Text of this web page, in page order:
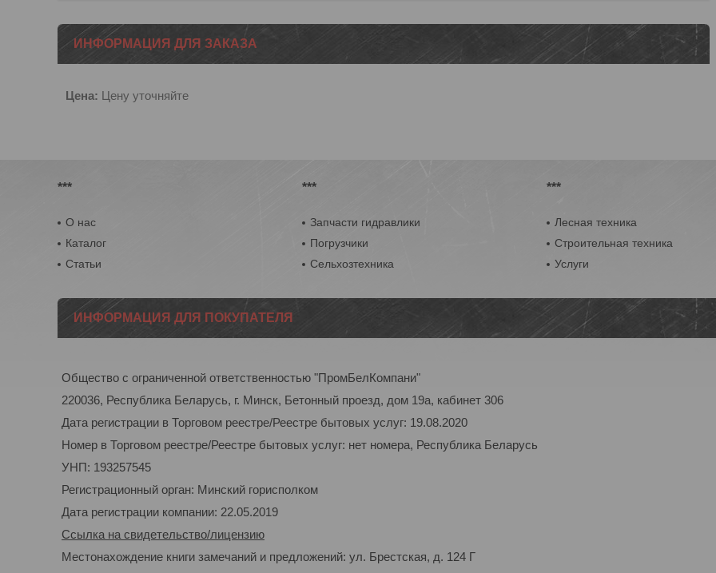
ИНФОРМАЦИЯ ДЛЯ ЗАКАЗА
Цена: Цену уточняйте
***
О нас
Каталог
Статьи
***
Запчасти гидравлики
Погрузчики
Сельхозтехника
***
Лесная техника
Строительная техника
Услуги
ИНФОРМАЦИЯ ДЛЯ ПОКУПАТЕЛЯ
Общество с ограниченной ответственностью "ПромБелКомпани"
220036, Республика Беларусь, г. Минск, Бетонный проезд, дом 19а, кабинет 306
Дата регистрации в Торговом реестре/Реестре бытовых услуг: 19.08.2020
Номер в Торговом реестре/Реестре бытовых услуг: нет номера, Республика Беларусь
УНП: 193257545
Регистрационный орган: Минский горисполком
Дата регистрации компании: 22.05.2019
Ссылка на свидетельство/лицензию
Местонахождение книги замечаний и предложений: ул. Брестская, д. 124 Г